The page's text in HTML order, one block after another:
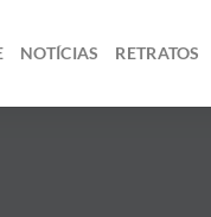
NOTÍCIAS RETRATOS